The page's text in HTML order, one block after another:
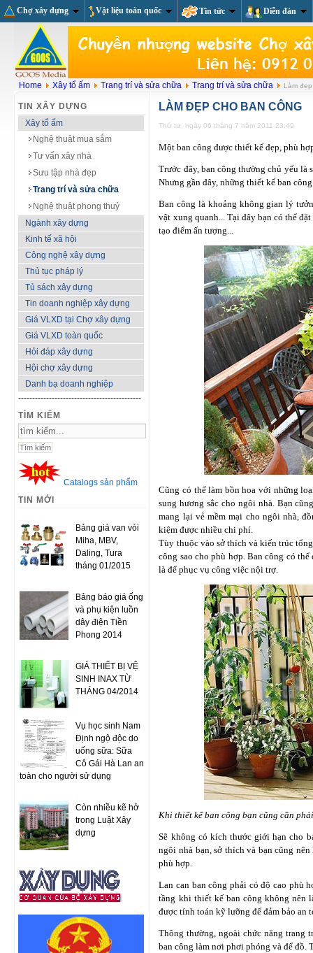
Chợ xây dựng Vật liệu toàn quốc Tin tức Diễn đàn
Home Xây tổ ấm Trang trí và sửa chữa Trang trí và sửa chữa Làm
TIN XÂY DỰNG
Xây tổ ấm
Nghệ thuật mua sắm
Tư vấn xây nhà
Sưu tập nhà đẹp
Trang trí và sửa chữa
Nghệ thuật phong thuỷ
Ngành xây dựng
Kinh tế xã hội
Công nghệ xây dựng
Thủ tục pháp lý
Tủ sách xây dựng
Tin doanh nghiệp xây dựng
Giá VLXD tại Chợ xây dựng
Giá VLXD toàn quốc
Hỏi đáp xây dựng
Hội chợ xây dựng
Danh bạ doanh nghiệp
--------------------------------------------
TÌM KIẾM
Catalogs sản phẩm
TIN MỚI
Bảng giá van vòi
Miha, MBV,
Daling, Tura
tháng 01/2015
Bảng báo giá ống
và phụ kiện luồn
dây điện Tiền
Phong 2014
GIÁ THIẾT BỊ VỆ
SINH INAX TỪ
THÁNG 04/2014
Vụ học sinh Nam
Định ngộ độc do
uống sữa: Sữa
Cô Gái Hà Lan an
toàn cho người sử dụng
Còn nhiều kẽ hở
trong Luật Xây
dựng
LÀM ĐẸP CHO BAN CÔNG
Thứ tư, ngày 06 tháng 7 năm 2011 23:49
Một ban công được thiết kế đẹp, phù
Trước đây, ban công thường chủ yếu là
Nhưng gần đây, những thiết kế ban
Ban công là khoảng không gian lý
vật xung quanh... Tại đây bạn có thể
tạo điểm ấn tượng...
Cũng có thể làm bồn hoa với những
sung hương sắc cho ngôi nhà. Bạn
mang lại vẻ mềm mại cho ngôi nhà,
kiệm được nhiều chi phí.
Tùy thuộc vào sở thích và kiến trúc
công sao cho phù hợp. Ban công có
là để phục vụ công việc nội trợ.
Khi thiết kế ban công bạn cũng cần
Sẽ không có kích thước giới hạn cho
ngôi nhà bạn, sở thích và bạn cũng
phù hợp.
Lan can ban công phải có độ cao phù
tầng khi thiết kế ban công không nên
được tính toán kỹ lưỡng để đảm bảo an
Thông thường, ngoài chức năng trang
ban công làm nơi phơi phóng và để đồ.